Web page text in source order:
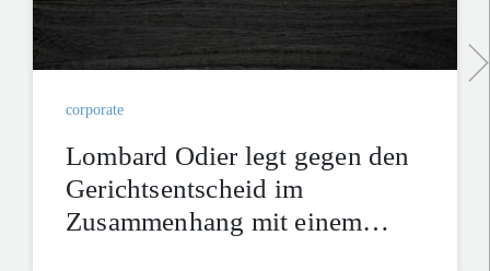
corporate
Lombard Odier legt gegen den
Gerichtsentscheid im
Zusammenhang mit einem